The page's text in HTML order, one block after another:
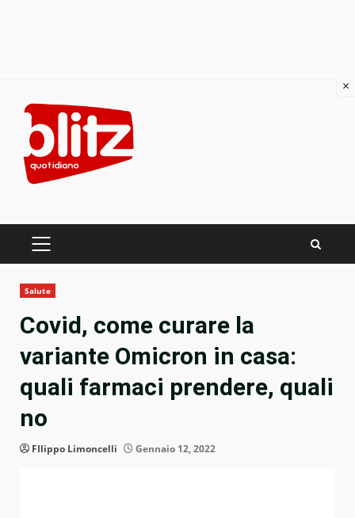
content
PRIMARY
Salute
Covid, come curare la
variante Omicron in casa:
quali farmaci prendere, quali
no
FIlippo Limoncelli Gennaio 12, 2022
×